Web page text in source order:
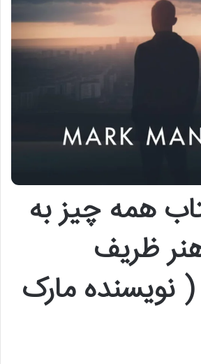
همه چیز به
ظریف
( نویسنده مارک